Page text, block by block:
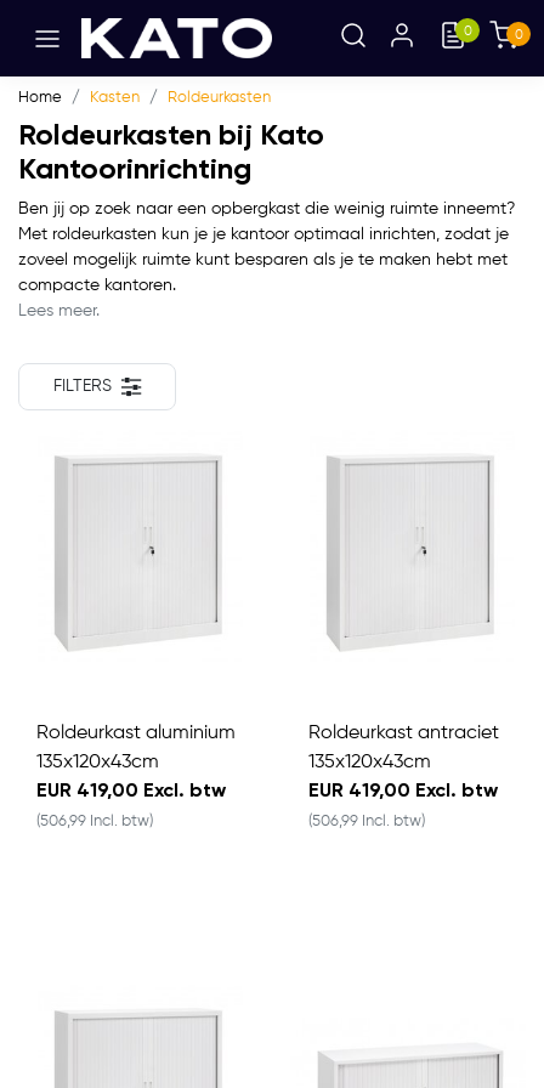
0 0
Home Kasten Roldeurkasten
Roldeurkasten bij Kato
Kantoorinrichting
Ben jij op zoek naar een opbergkast die weinig ruimte inneemt?
Met roldeurkasten kun je je kantoor optimaal inrichten, zodat je
zoveel mogelijk ruimte kunt besparen als je te maken hebt met
compacte kantoren.
Lees meer.
FILTERS
Roldeurkast aluminium
135x120x43cm
EUR 419,00 Excl. btw
(506,99 Incl. btw)
Roldeurkast antraciet
135x120x43cm
EUR 419,00 Excl. btw
(506,99 Incl. btw)